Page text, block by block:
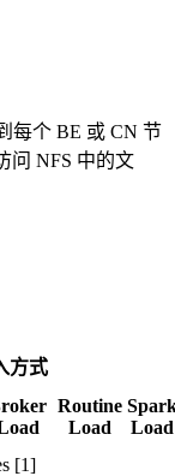
每个 BE 或 CN 节
问 NFS 中的文
方式
Routine
Load
Load
[1]